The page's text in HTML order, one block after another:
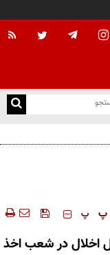
گذشته موفق‌تر بوده است
‍‍‍ پ پ
دلیل اخلال در شعب اخذ